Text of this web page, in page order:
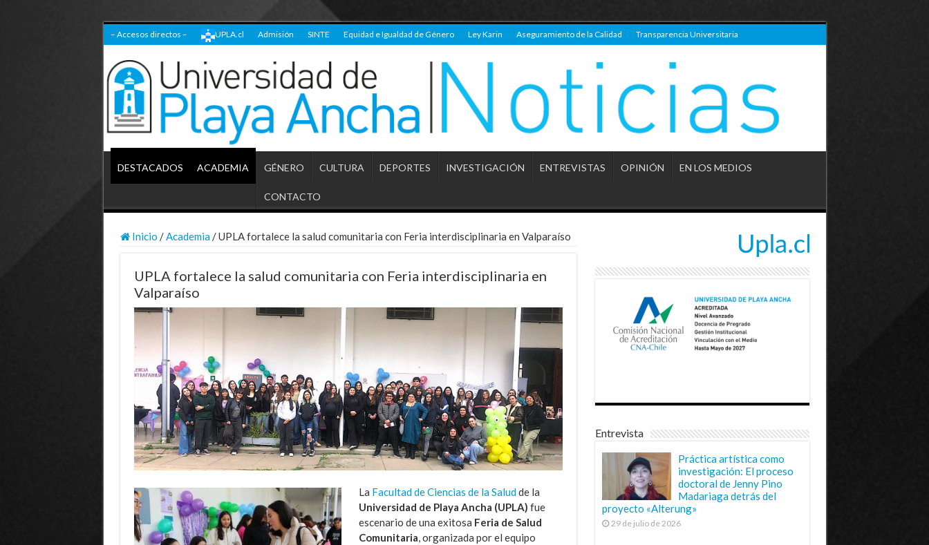
– Accesos directos – UPLA.cl Admisión SINTE Equidad e Igualdad de Género Ley Karin Aseguramiento de la Calidad Transparencia Universitaria
DESTACADOS ACADEMIA GÉNERO CULTURA DEPORTES INVESTIGACIÓN ENTREVISTAS OPINIÓN EN LOS MEDIOS
CONTACTO
Inicio / Academia /UPLA fortalece la salud comunitaria con Feria interdisciplinaria en Valparaíso
UPLA fortalece la salud comunitaria con Feria interdisciplinaria en
Valparaíso
La Facultad de Ciencias de la Saludde la
Universidad de Playa Ancha (UPLA) fue
escenario de una exitosa Feria de Salud
Comunitaria, organizada por el equipo
Entrevista
Práctica artística como
investigación: El proceso
doctoral de Jenny Pino
Madariaga detrás del
proyecto «Alterung»
29 de julio de 2026